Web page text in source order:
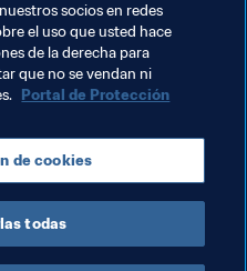
la FIFA 2023™
socios en redes
el uso que usted hace
de la derecha para
que no se vendan ni
Portal de Protección
de cookies
todas